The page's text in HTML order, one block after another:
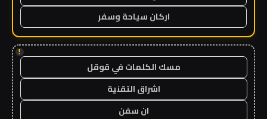
اركان سياحة وسفر
!
مسك الكلمات في قوقل
اشراق التقنية
ان سفن